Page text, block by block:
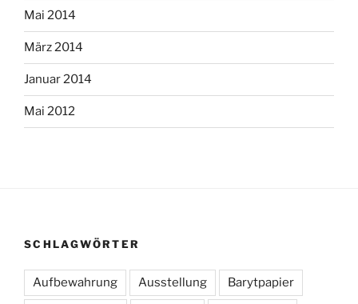
Mai 2014
März 2014
Januar 2014
Mai 2012
SCHLAGWÖRTER
Aufbewahrung Ausstellung Barytpapier